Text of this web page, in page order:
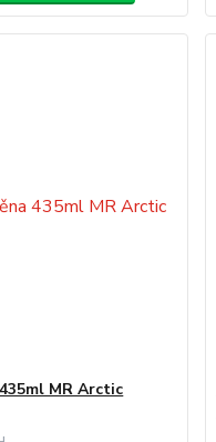
MR Arctic